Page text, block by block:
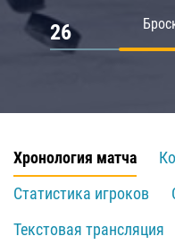
26
Хронология матча
Статистика игроков
Текстовая трансляция